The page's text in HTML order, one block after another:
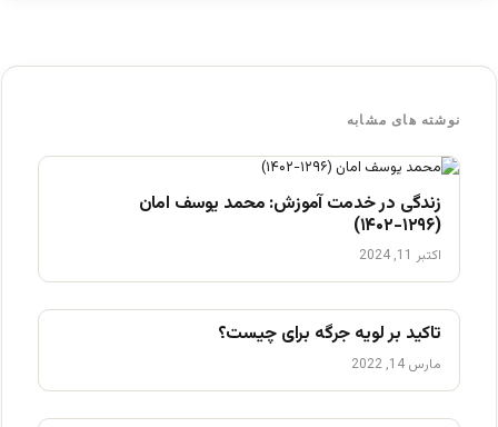
نوشته های مشابه
زندگی در خدمت آموزش: محمد یوسف امان
(۱۲۹۶-۱۴۰۲)
اکتبر 11, 2024
تاکید بر لویه جرگه برای چیست؟
مارس 14, 2022